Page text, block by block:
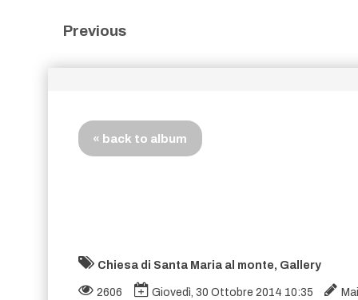
Previous
« back to album
Chiesa di Santa Maria al monte, Gallery
2606 Giovedì, 30 Ottobre 2014 10:35 Mai